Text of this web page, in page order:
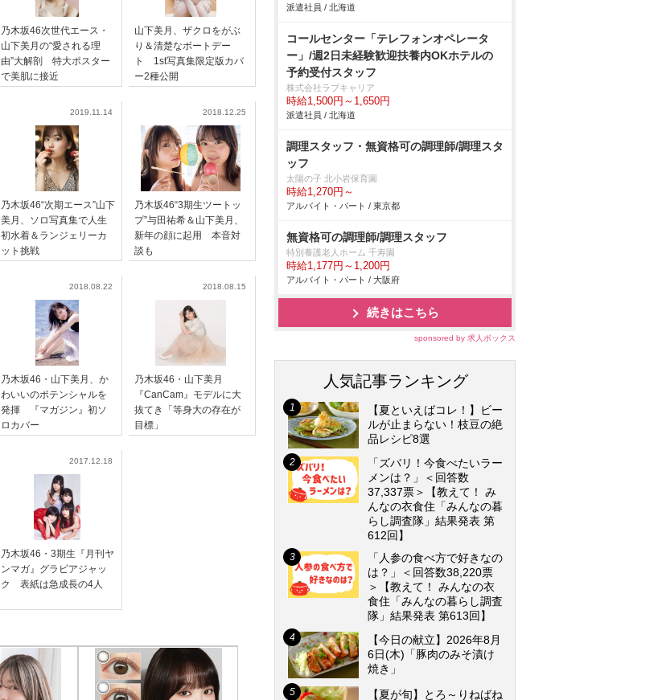
乃木坂46次世代エース・
山下美月の“愛される理
由”大解剖 特大ポスター
で美肌に接近
山下美月、ザクロをがぶ
り＆清楚なボートデー
ト 1st写真集限定版カバ
ー2種公開
2019.11.14
乃木坂46“次期エース”山下
美月、ソロ写真集で人生
初水着＆ランジェリーカ
ット挑戦
2018.12.25
乃木坂46“3期生ツートッ
プ”与田祐希＆山下美月、
新年の顔に起用 本音対
談も
2018.08.22
乃木坂46・山下美月、か
わいいのポテンシャルを
発揮 『マガジン』初ソ
ロカバー
2018.08.15
乃木坂46・山下美月
『CanCam』モデルに大
抜てき「等身大の存在が
目標」
2017.12.18
乃木坂46・3期生『月刊ヤ
ンマガ』グラビアジャッ
ク 表紙は急成長の4人
派遣社員 / 北海道
コールセンター「テレフォンオペレータ
ー」/週2日未経験歓迎扶養内OKホテルの
予約受付スタッフ
株式会社ラブキャリア
時給1,500円～1,650円
派遣社員 / 北海道
調理スタッフ・無資格可の調理師/調理スタ
ッフ
太陽の子 北小岩保育園
時給1,270円～
アルバイト・パート / 東京都
無資格可の調理師/調理スタッフ
特別養護老人ホーム 千寿園
時給1,177円～1,200円
アルバイト・パート / 大阪府
続きはこちら
sponsored by 求人ボックス
人気記事ランキング
【夏といえばコレ！】ビー
ルが止まらない！枝豆の絶
品レシピ8選
「ズバリ！今食べたいラー
メンは？」＜回答数
37,337票＞【教えて！ み
んなの衣食住「みんなの暮
らし調査隊」結果発表 第
612回】
「人参の食べ方で好きなの
は？」＜回答数38,220票
＞【教えて！ みんなの衣
食住「みんなの暮らし調査
隊」結果発表 第613回】
【今日の献立】2026年8月
6日(木)「豚肉のみそ漬け
焼き」
【夏が旬】とろ～りねばね